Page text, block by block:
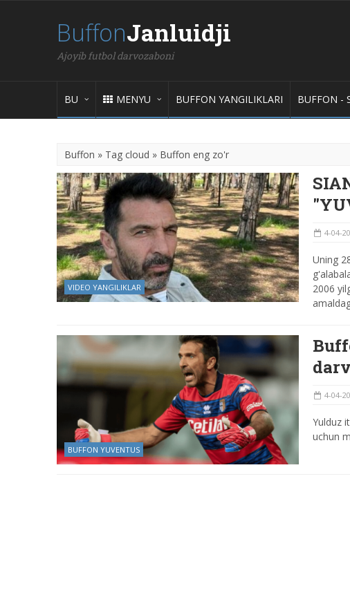
BuffonJanluidji
Ajoyib futbol darvozaboni
BU MENYU BUFFON YANGILIKLARI BUFFON -
Buffon » Tag cloud » Buffon eng zo'r
VIDEO YANGILIKLAR
4-04-
Uning
2006
BUFFON YUVENTUS
4-04-
Yulduz
uchun